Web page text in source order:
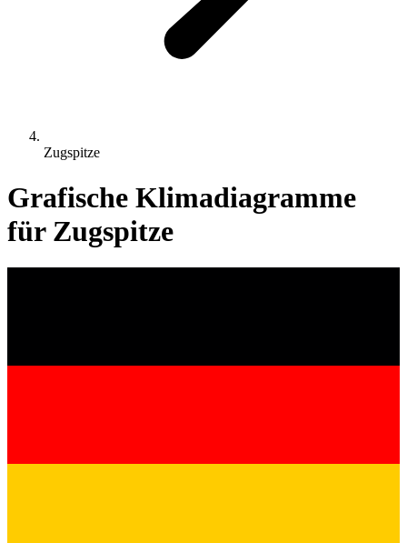
Zugspitze
Grafische Klimadiagramme
für Zugspitze